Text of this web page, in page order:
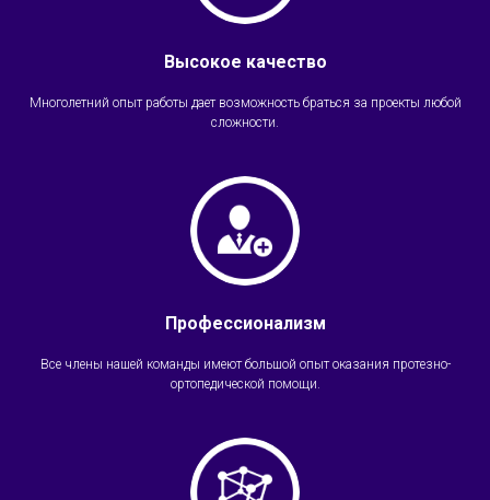
Высокое качество
Многолетний опыт работы дает возможность браться за проекты любой
сложности.
Профессионализм
Все члены нашей команды имеют большой опыт оказания протезно-
ортопедической помощи.